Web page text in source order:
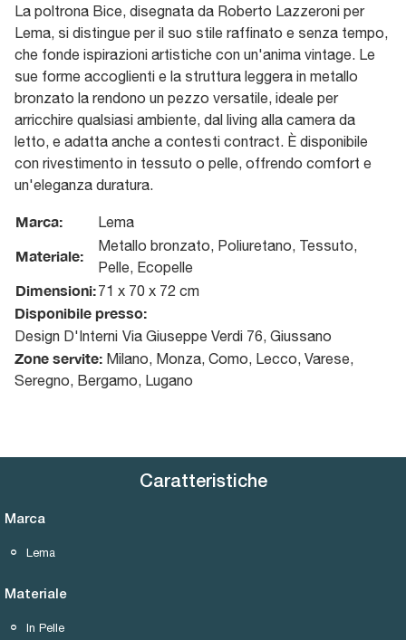
La poltrona Bice, disegnata da Roberto Lazzeroni per
Lema, si distingue per il suo stile raffinato e senza tempo,
che fonde ispirazioni artistiche con un'anima vintage. Le
sue forme accoglienti e la struttura leggera in metallo
bronzato la rendono un pezzo versatile, ideale per
arricchire qualsiasi ambiente, dal living alla camera da
letto, e adatta anche a contesti contract. È disponibile
con rivestimento in tessuto o pelle, offrendo comfort e
un'eleganza duratura.
Marca: Lema
Materiale:
Metallo bronzato, Poliuretano, Tessuto,
Pelle, Ecopelle
Dimensioni:71 x 70 x 72 cm
Disponibile presso:
Design D'Interni Via Giuseppe Verdi 76, Giussano
Zone servite: Milano, Monza, Como, Lecco, Varese,
Seregno, Bergamo, Lugano
Caratteristiche
Marca
Lema
Materiale
In Pelle